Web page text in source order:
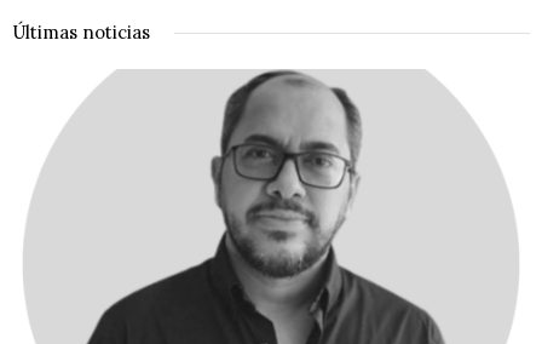
Últimas noticias